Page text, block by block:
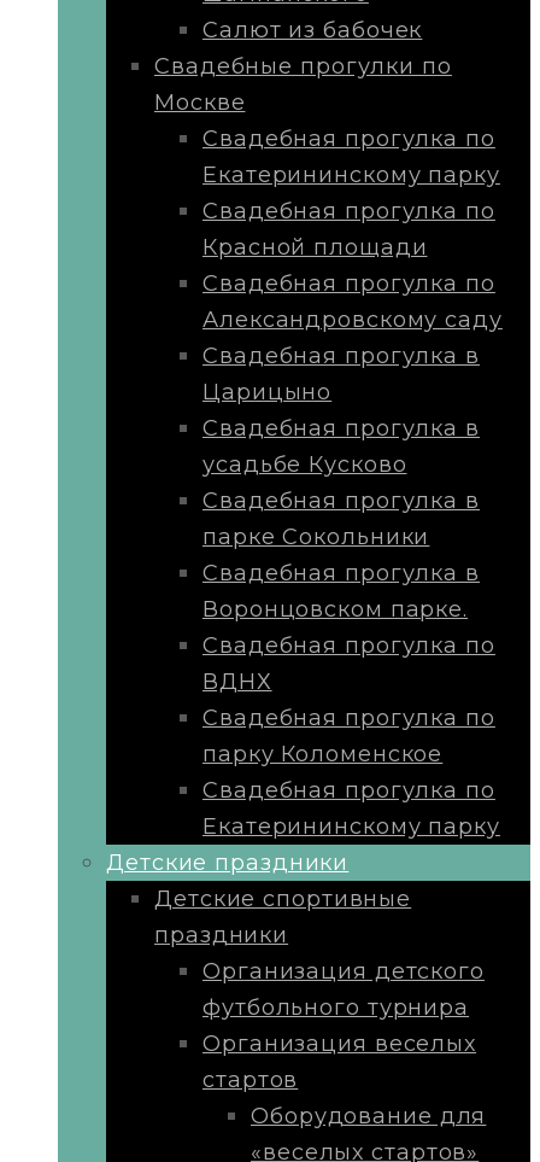
Салют из бабочек
Свадебные прогулки по
Москве
Свадебная прогулка по
Екатерининскому парку
Свадебная прогулка по
Красной площади
Свадебная прогулка по
Александровскому саду
Свадебная прогулка в
Царицыно
Свадебная прогулка в
усадьбе Кусково
Свадебная прогулка в
парке Сокольники
Свадебная прогулка в
Воронцовском парке.
Свадебная прогулка по
ВДНХ
Свадебная прогулка по
парку Коломенское
Свадебная прогулка по
Екатерининскому парку
Детские праздники
Детские спортивные
праздники
Организация детского
футбольного турнира
Организация веселых
стартов
Оборудование для
«веселых стартов»